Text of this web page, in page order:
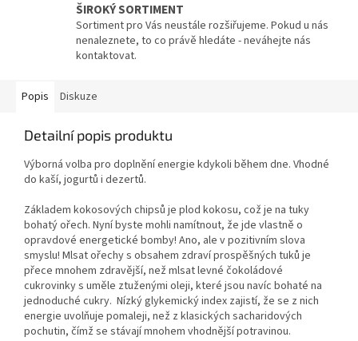
ŠIROKÝ SORTIMENT
Sortiment pro Vás neustále rozšiřujeme. Pokud u nás
nenaleznete, to co právě hledáte - neváhejte nás
kontaktovat.
Popis Diskuze
Detailní popis produktu
Výborná volba pro doplnění energie kdykoli během dne. Vhodné
do kaší, jogurtů i dezertů.
Základem kokosových chipsů je plod kokosu, což je na tuky
bohatý ořech. Nyní byste mohli namítnout, že jde vlastně o
opravdové energetické bomby! Ano, ale v pozitivním slova
smyslu! Mlsat ořechy s obsahem zdraví prospěšných tuků je
přece mnohem zdravější, než mlsat levné čokoládové
cukrovinky s uměle ztuženými oleji, které jsou navíc bohaté na
jednoduché cukry. Nízký glykemický index zajistí, že se z nich
energie uvolňuje pomaleji, než z klasických sacharidových
pochutin, čímž se stávají mnohem vhodnější potravinou.